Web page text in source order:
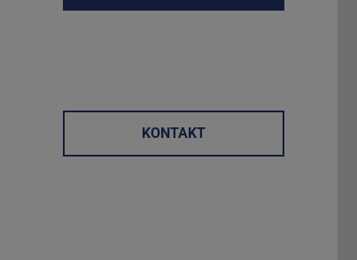
KONTAKT